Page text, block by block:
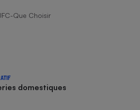
Que Choisir
domestiques